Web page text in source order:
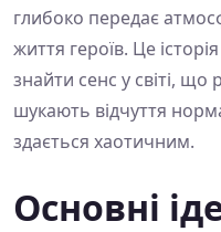
глибоко передає
життя героїв. Це
знайти сенс у світі,
шукають відчуття
здається хаотичним.
Основні